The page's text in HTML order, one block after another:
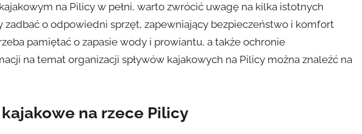
na Pilicy w pełni, warto zwrócić uwagę na kilka istotnych
zadbać o odpowiedni sprzęt, zapewniający bezpieczeństwo i komfort
pamiętać o zapasie wody i prowiantu, a także ochronie
na temat organizacji spływów kajakowych na Pilicy można znaleźć na
na rzece Pilicy